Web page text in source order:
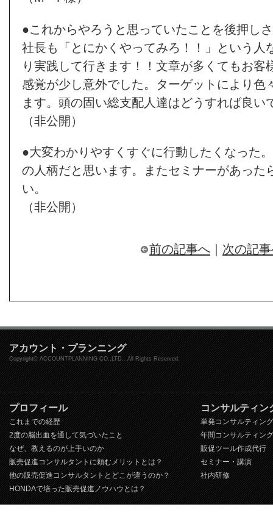
●これからやろうと思っていたことを後押し
社長も「とにかくやってみろ！！」という人
り実践して行きます！！文章が多くてもお客
感覚が少し意外でした。ターゲットにより色
ます。頭の固い総支配人達はどうすれば良い
（非公開）
●大変わかりやすくすぐに行動したくなった
の人柄だと思います。またセミナーがあった
い。
（非公開）
前の記事へ 次の記
アカウント・プランニング
Copyright© ACCOUNTPLANNING CO.,LTD.. All Rights Reserved.
プロフィール
これまでの経歴
2度の脳出血を通して気づいたこと
なぜ、教えるのが上手いのか
販売促進コンサルタントに頼むメリットとは？
他の販売促進コンサルタントとどこが違うのか？
HONDAで培った販売促進ノウハウとは？
コンサルティン
単発コンサルティング
年間コンサルティング
販促ツール作成代行
セミナー・講演
社内研修